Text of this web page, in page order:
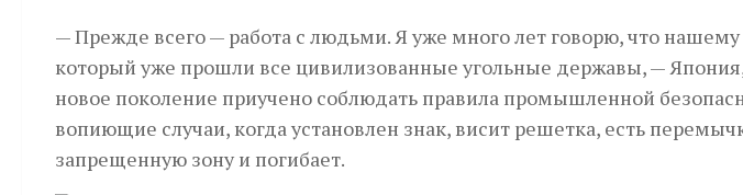
— Прежде всего — работа с людьми. Я уже много лет говорю, что нашему
который уже прошли все цивилизованные угольные державы, —
новое поколение приучено соблюдать правила промышленной
вопиющие случаи, когда установлен знак, висит решетка, есть
запрещенную зону и погибает.